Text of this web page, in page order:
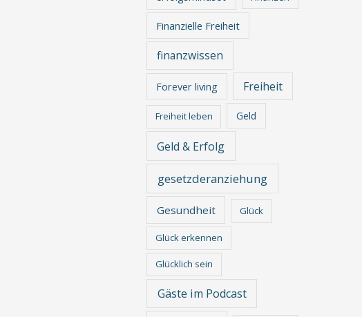
Finanzielle Freiheit
finanzwissen
Forever living Freiheit
Freiheit leben Geld
Geld & Erfolg
gesetzderanziehung
Gesundheit Glück
Glück erkennen
Glücklich sein
Gäste im Podcast